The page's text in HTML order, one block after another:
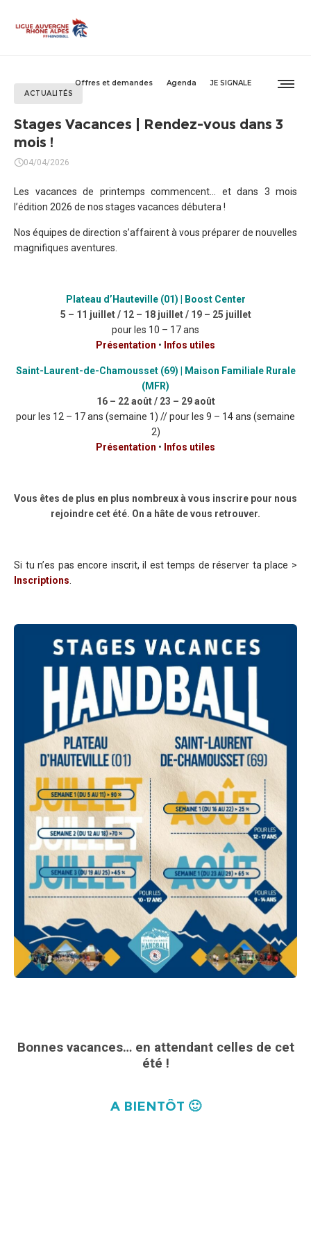
Offres et demandes Agenda
JE SIGNALE
ACTUALITÉS
Stages Vacances | Rendez-vous dans 3
mois !
04/04/2026
Les vacances de printemps commencent… et dans 3 mois
l’édition 2026 de nos stages vacances débutera !
Nos équipes de direction s’affairent à vous préparer de nouvelles
magnifiques aventures.
Plateau d’Hauteville (01) | Boost Center
5 – 11 juillet / 12 – 18 juillet / 19 – 25 juillet
pour les 10 – 17 ans
Présentation • Infos utiles
Saint-Laurent-de-Chamousset (69) | Maison Familiale Rurale
(MFR)
16 – 22 août / 23 – 29 août
pour les 12 – 17 ans (semaine 1) // pour les 9 – 14 ans (semaine
2)
Présentation • Infos utiles
Vous êtes de plus en plus nombreux à vous inscrire pour nous
rejoindre cet été. On a hâte de vous retrouver.
Si tu n’es pas encore inscrit, il est temps de réserver ta place >
Inscriptions
Bonnes vacances… en attendant celles de cet
été !
A BIENTÔT 🙂